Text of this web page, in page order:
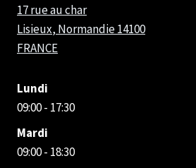
17 rue au char
Lisieux, Normandie14100
FRANCE
Lundi
09:00 - 17:30
Mardi
09:00 - 18:30